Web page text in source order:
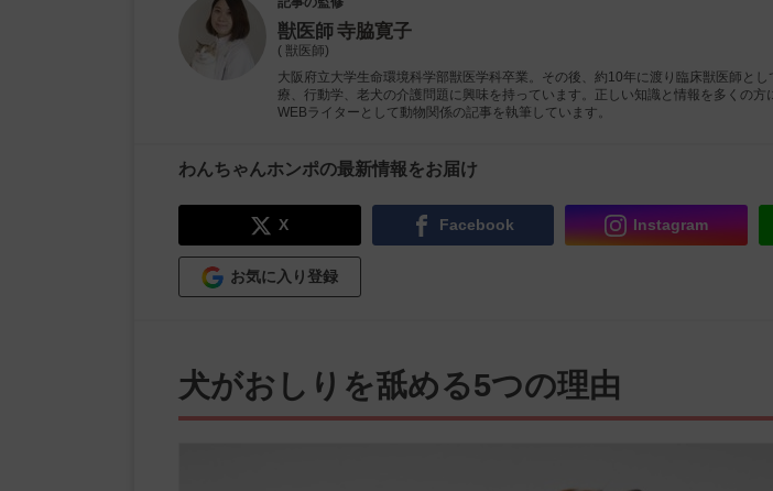
獣医師寺脇寛子
( 獣医師)
大阪府立大学生命環境科学部獣医学科卒業。その後、約10年に渡り臨床獣医師と
療、行動学、老犬の介護問題に興味を持っています。正しい知識と情報を多くの方
WEBライターとして動物関係の記事を執筆しています。
わんちゃんホンポの最新情報をお届け
X Facebook Instagram
お気に入り登録
犬がおしりを舐める5つの理由